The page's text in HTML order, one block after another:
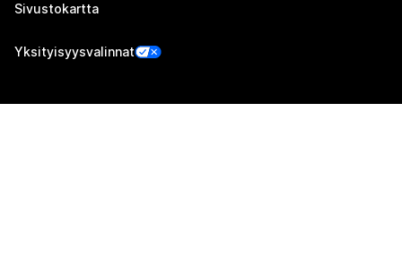
Sivustokartta
Yksityisyysvalinnat